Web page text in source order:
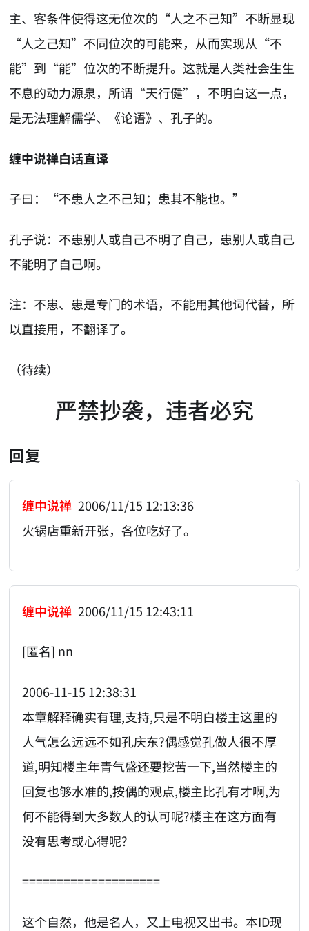
主、客条件使得这无位次的“人之不己知”不断显现
“人之己知”不同位次的可能来，从而实现从“不
能”到“能”位次的不断提升。这就是人类社会生生
不息的动力源泉，所谓“天行健”，不明白这一点，
是无法理解儒学、《论语》、孔子的。
缠中说禅白话直译
子曰：“不患人之不己知；患其不能也。”
孔子说：不患别人或自己不明了自己，患别人或自己
不能明了自己啊。
注：不患、患是专门的术语，不能用其他词代替，所
以直接用，不翻译了。
（待续）
严禁抄袭，违者必究
回复
缠中说禅 2006/11/15 12:13:36
火锅店重新开张，各位吃好了。
缠中说禅 2006/11/15 12:43:11
[匿名] nn
2006-11-15 12:38:31
本章解释确实有理,支持,只是不明白楼主这里的
人气怎么远远不如孔庆东?偶感觉孔做人很不厚
道,明知楼主年青气盛还要挖苦一下,当然楼主的
回复也够水准的,按偶的观点,楼主比孔有才啊,为
何不能得到大多数人的认可呢?楼主在这方面有
没有思考或心得呢?
====================
这个自然，他是名人，又上电视又出书。本ID现